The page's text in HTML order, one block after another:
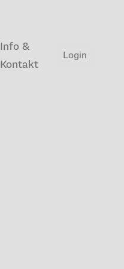
Info &
Kontakt
Login